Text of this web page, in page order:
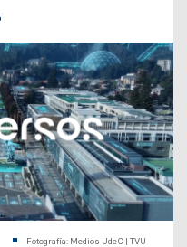
Fotografía: Medios UdeC | TVU